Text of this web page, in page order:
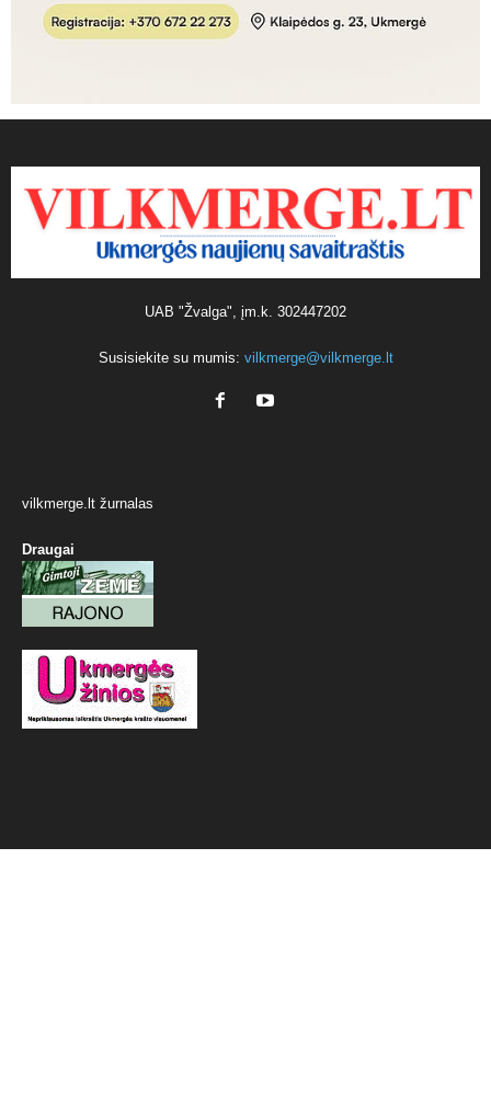
UAB "Žvalga", įm.k. 302447202
Susisiekite su mumis: vilkmerge@vilkmerge.lt
vilkmerge.lt žurnalas
Draugai